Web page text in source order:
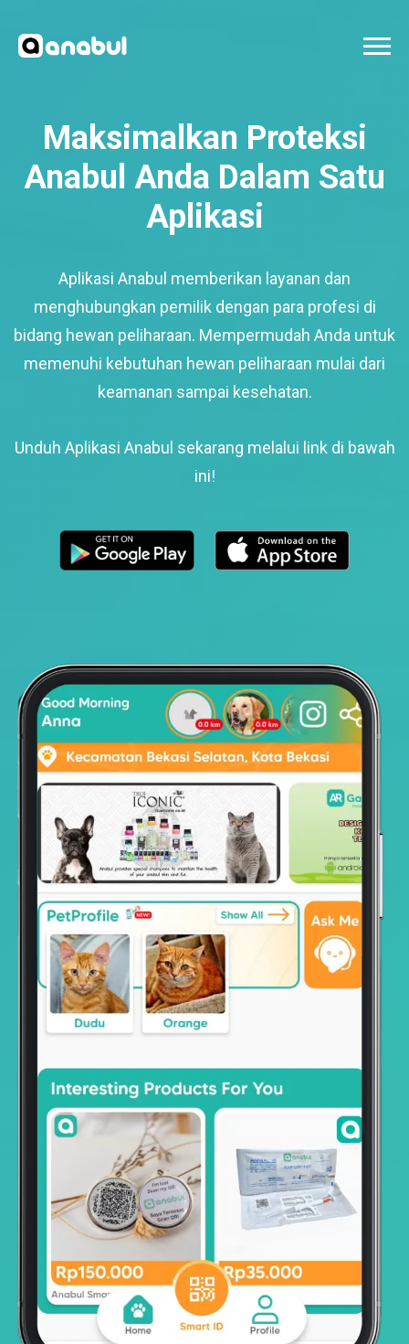
Maksimalkan Proteksi
Anabul Anda Dalam Satu
Aplikasi
Aplikasi Anabul memberikan layanan dan
menghubungkan pemilik dengan para profesi di
bidang hewan peliharaan. Mempermudah Anda untuk
memenuhi kebutuhan hewan peliharaan mulai dari
keamanan sampai kesehatan.
Unduh Aplikasi Anabul sekarang melalui link di bawah
ini!